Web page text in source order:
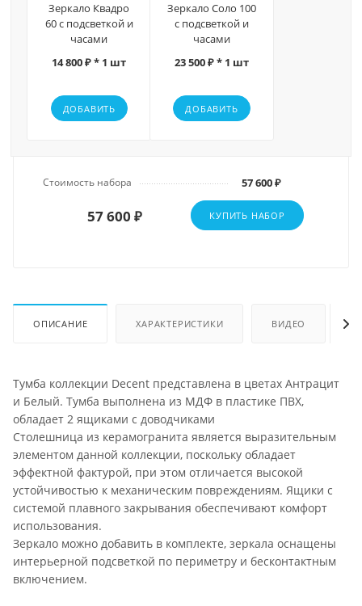
Зеркало Квадро
60 с подсветкой и
часами
14 800 ₽ * 1 шт
ДОБАВИТЬ
Зеркало Соло 100
с подсветкой и
часами
23 500 ₽ * 1 шт
ДОБАВИТЬ
Стоимость набора 57 600 ₽
57 600 ₽ КУПИТЬ НАБОР
ОПИСАНИЕ ХАРАКТЕРИСТИКИ ВИДЕО
Тумба коллекции Decent представлена в цветах Антрацит
и Белый. Тумба выполнена из МДФ в пластике ПВХ,
обладает 2 ящиками с доводчиками
Столешница из керамогранита является выразительным
элементом данной коллекции, поскольку обладает
эффектной фактурой, при этом отличается высокой
устойчивостью к механическим повреждениям. Ящики с
системой плавного закрывания обеспечивают комфорт
использования.
Зеркало можно добавить в комплекте, зеркала оснащены
интерьерной подсветкой по периметру и бесконтактным
включением.